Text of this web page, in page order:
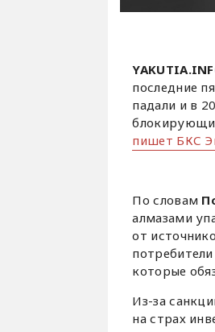
последние
падали и в
пишет БКС
По словам
алмазами
от
которые
Из-за
на страх